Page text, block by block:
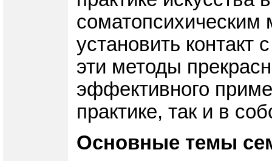
установить
эти методы
эффективного
практике, так и в
Основные темы